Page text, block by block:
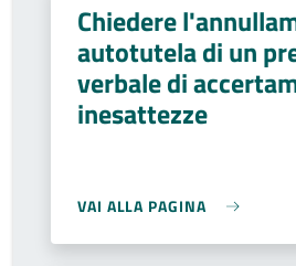
Chiedere
autotutela di un
verbale di
inesattezze
VAI ALLA PAGINA